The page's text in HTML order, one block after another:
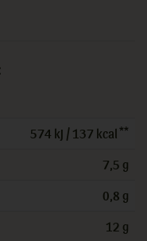
574 kJ / 137 kcal**
7,5 g
0,8 g
12 g